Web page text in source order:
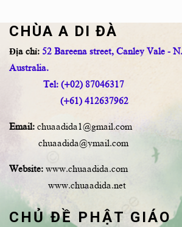
CHÙA A DI ĐÀ
Địa chỉ: 52 Bareena street, Canley Vale -
Australia.
Tel: (+02) 87046317
(+61) 412637962
Email: chuaadida1@gmail.com
chuaadida@ymail.com
Website: www.chuaadida.com
www.chuaadida.net
CHỦ ĐỀ PHẬT GIÁO